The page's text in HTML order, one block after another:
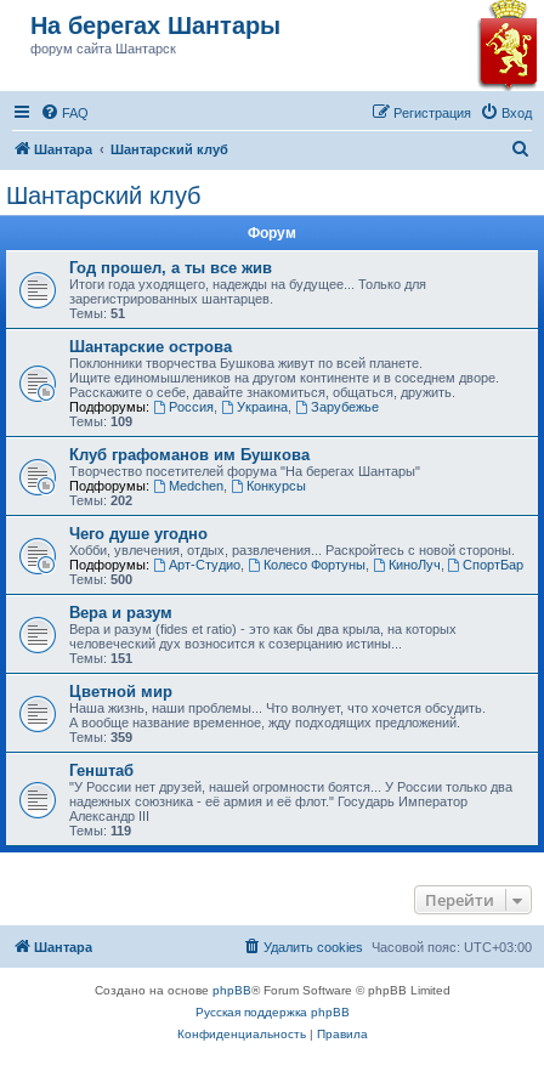
На берегах Шантары
форум сайта Шантарск
FAQ Вход
Регистрация
Шантара Шантарский клуб
Шантарский клуб
Форум
Год прошел, а ты все жив
Итоги года уходящего, надежды на будущее... Только для
зарегистрированных шантарцев.
Темы: 51
Шантарские острова
Поклонники творчества Бушкова живут по всей планете.
Ищите единомышлеников на другом континенте и в соседнем дворе.
Расскажите о себе, давайте знакомиться, общаться, дружить.
Подфорумы:
Россия, Украина,
Зарубежье
Темы: 109
Клуб графоманов им Бушкова
Творчество посетителей форума "На берегах Шантары"
Подфорумы:
Medchen,
Конкурсы
Темы: 202
Чего душе угодно
Хобби, увлечения, отдых, развлечения... Раскройтесь с новой стороны.
Подфорумы:
Арт-Студио, Колесо Фортуны, КиноЛуч
СпортБар
Темы: 500
Вера и разум
Вера и разум (fides et ratio) - это как бы два крыла, на которых
человеческий дух возносится к созерцанию истины...
Темы: 151
Цветной мир
Наша жизнь, наши проблемы... Что волнует, что хочется обсудить.
А вообще название временное, жду подходящих предложений.
Темы: 359
Генштаб
"У России нет друзей, нашей огромности боятся... У России только два
надежных союзника - её армия и её флот." Государь Император
Александр III
Темы: 119
Перейти
Шантара Часовой пояс: UTC+03:00
Удалить cookies
Создано на основе phpBB® Forum Software © phpBB Limited
Русская поддержка phpBB
Конфиденциальность| Правила